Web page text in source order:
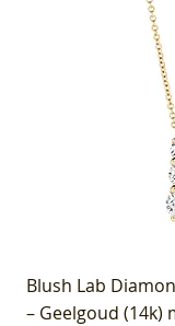
Blush Lab
– Geelgoud (14k)